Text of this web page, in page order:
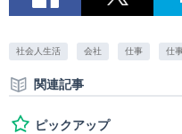
社会人生活 会社 仕事 仕
関連記事
ピックアップ